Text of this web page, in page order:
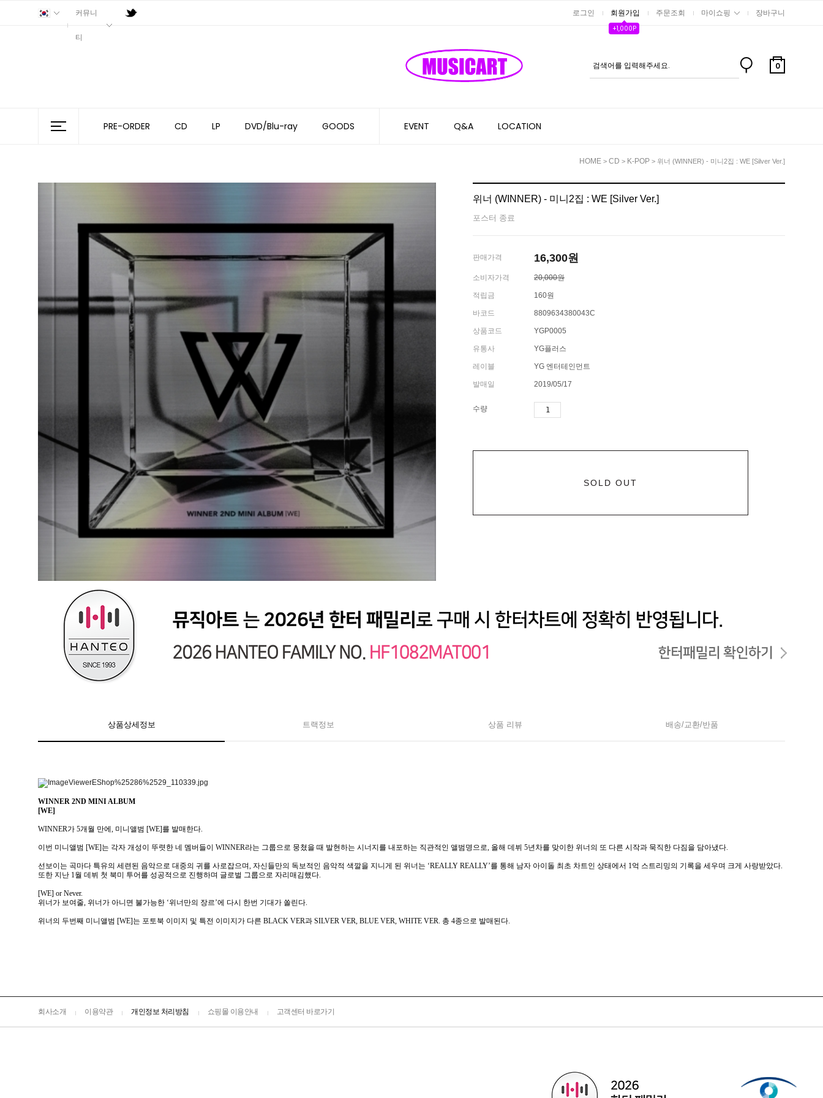
커뮤니
티
로그인 회원가입
+1,000P
주문조회 마이쇼핑 장바구니
0
PRE-ORDER CD LP DVD/Blu-ray GOODS EVENT Q&A LOCATION
HOME > CD > K-POP > 위너 (WINNER) - 미니2집 : WE [Silver Ver.]
위너 (WINNER) - 미니2집 : WE [Silver Ver.]
포스터 종료
판매가격 16,300원
소비자가격 20,000원
적립금 160원
바코드 8809634380043C
상품코드 YGP0005
유통사 YG플러스
레이블 YG 엔터테인먼트
발매일 2019/05/17
수량
SOLD OUT
상품상세정보 트랙정보 상품 리뷰 배송/교환/반품
WINNER 2ND MINI ALBUM
[WE]
WINNER가 5개월 만에, 미니앨범 [WE]를 발매한다.
이번 미니앨범 [WE]는 각자 개성이 뚜렷한 네 멤버들이 WINNER라는 그룹으로 뭉쳤을 때 발현하는 시너지를 내포하는 직관적인 앨범명으로, 올해 데뷔 5년차를 맞이한 위너의 또 다른 시작과 묵직한 다짐을 담아냈다.
선보이는 곡마다 특유의 세련된 음악으로 대중의 귀를 사로잡으며, 자신들만의 독보적인 음악적 색깔을 지니게 된 위너는 ‘REALLY REALLY’를 통해 남자 아이돌 최초 차트인 상태에서 1억 스트리밍의 기록을 세우며 크게 사랑받았다.
또한 지난 1월 데뷔 첫 북미 투어를 성공적으로 진행하며 글로벌 그룹으로 자리매김했다.
[WE] or Never.
위너가 보여줄, 위너가 아니면 불가능한 ‘위너만의 장르’에 다시 한번 기대가 쏠린다.
위너의 두번째 미니앨범 [WE]는 포토북 이미지 및 특전 이미지가 다른 BLACK VER과 SILVER VER, BLUE VER, WHITE VER. 총 4종으로 발매된다.
회사소개 이용약관 개인정보 처리방침 쇼핑몰 이용안내 고객센터 바로가기